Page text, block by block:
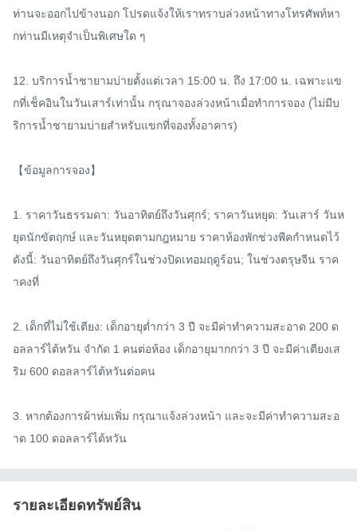
ท่านจะออกไปข้างนอก โปรดแจ้งให้เราทราบล่วงหน้าทางโทรศัพท์หา
กท่านมีเหตุจำเป็นพิเศษใด ๆ
12. บริการน้ำชายามบ่ายตั้งแต่เวลา 15:00 น. ถึง 17:00 น. เฉพาะแข
กที่เช็คอินในวันเสาร์เท่านั้น กรุณาจองล่วงหน้าเมื่อทำการจอง (ไม่มีบ
ริการน้ำชายามบ่ายสำหรับแขกที่จองทั้งอาคาร)
【ข้อมูลการจอง】
1. ราคาวันธรรมดา: วันอาทิตย์ถึงวันศุกร์; ราคาวันหยุด: วันเสาร์ วันห
ยุดนักขัตฤกษ์ และวันหยุดตามกฎหมาย ราคาห้องพักช่วงพีคกำหนดไว้
ดังนี้: วันอาทิตย์ถึงวันศุกร์ในช่วงปิดเทอมฤดูร้อน; ในช่วงตรุษจีน ราค
าคงที่
2. เด็กที่ไม่ใช้เตียง: เด็กอายุต่ำกว่า 3 ปี จะมีค่าทำความสะอาด 200 ด
อลลาร์ไต้หวัน จำกัด 1 คนต่อห้อง เด็กอายุมากกว่า 3 ปี จะมีค่าเตียงเส
ริม 600 ดอลลาร์ไต้หวันต่อคน
3. หากต้องการผ้าห่มเพิ่ม กรุณาแจ้งล่วงหน้า และจะมีค่าทำความสะอ
าด 100 ดอลลาร์ไต้หวัน
รายละเอียดทรัพย์สิน